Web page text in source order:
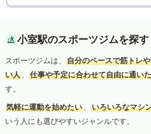
小室駅のスポーツジムを探す
スポーツジムは、
自分のペースで筋トレ
い人 、 仕事や予定に合わせて自由に通い
す。
気軽に運動を始めたい 、 いろいろなマシ
いう人にも選びやすいジャンルです。